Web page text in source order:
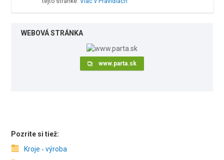
WEBOVÁ STRÁNKA
www.parta.sk
Pozrite si tiež:
Kroje ‑ výroba